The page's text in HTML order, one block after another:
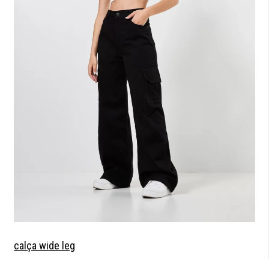
calça wide leg